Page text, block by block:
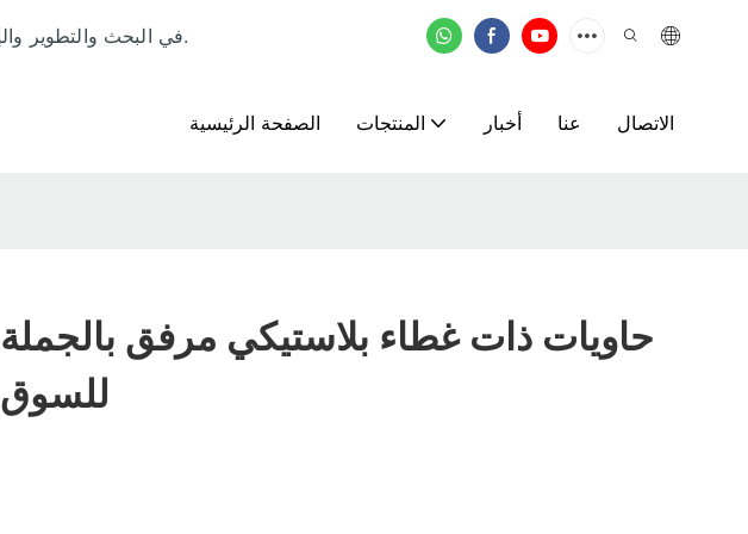
منذ عام 1992، تخصصت شركة LRpacking في البحث والتطوير والإنتاج في مجال تغليف المواد الغذائية، ومقرها في الصين.
الصفحة الرئيسية المنتجات أخبار عنا الاتصال
حاويات ذات غطاء بلاستيكي مرفق بالجملة
للسوق